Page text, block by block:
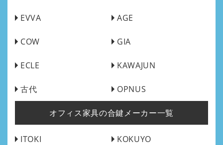
EVVA AGE
COW GIA
ECLE KAWAJUN
古代 OPNUS
オフィス家具の合鍵メーカー一覧
ITOKI KOKUYO